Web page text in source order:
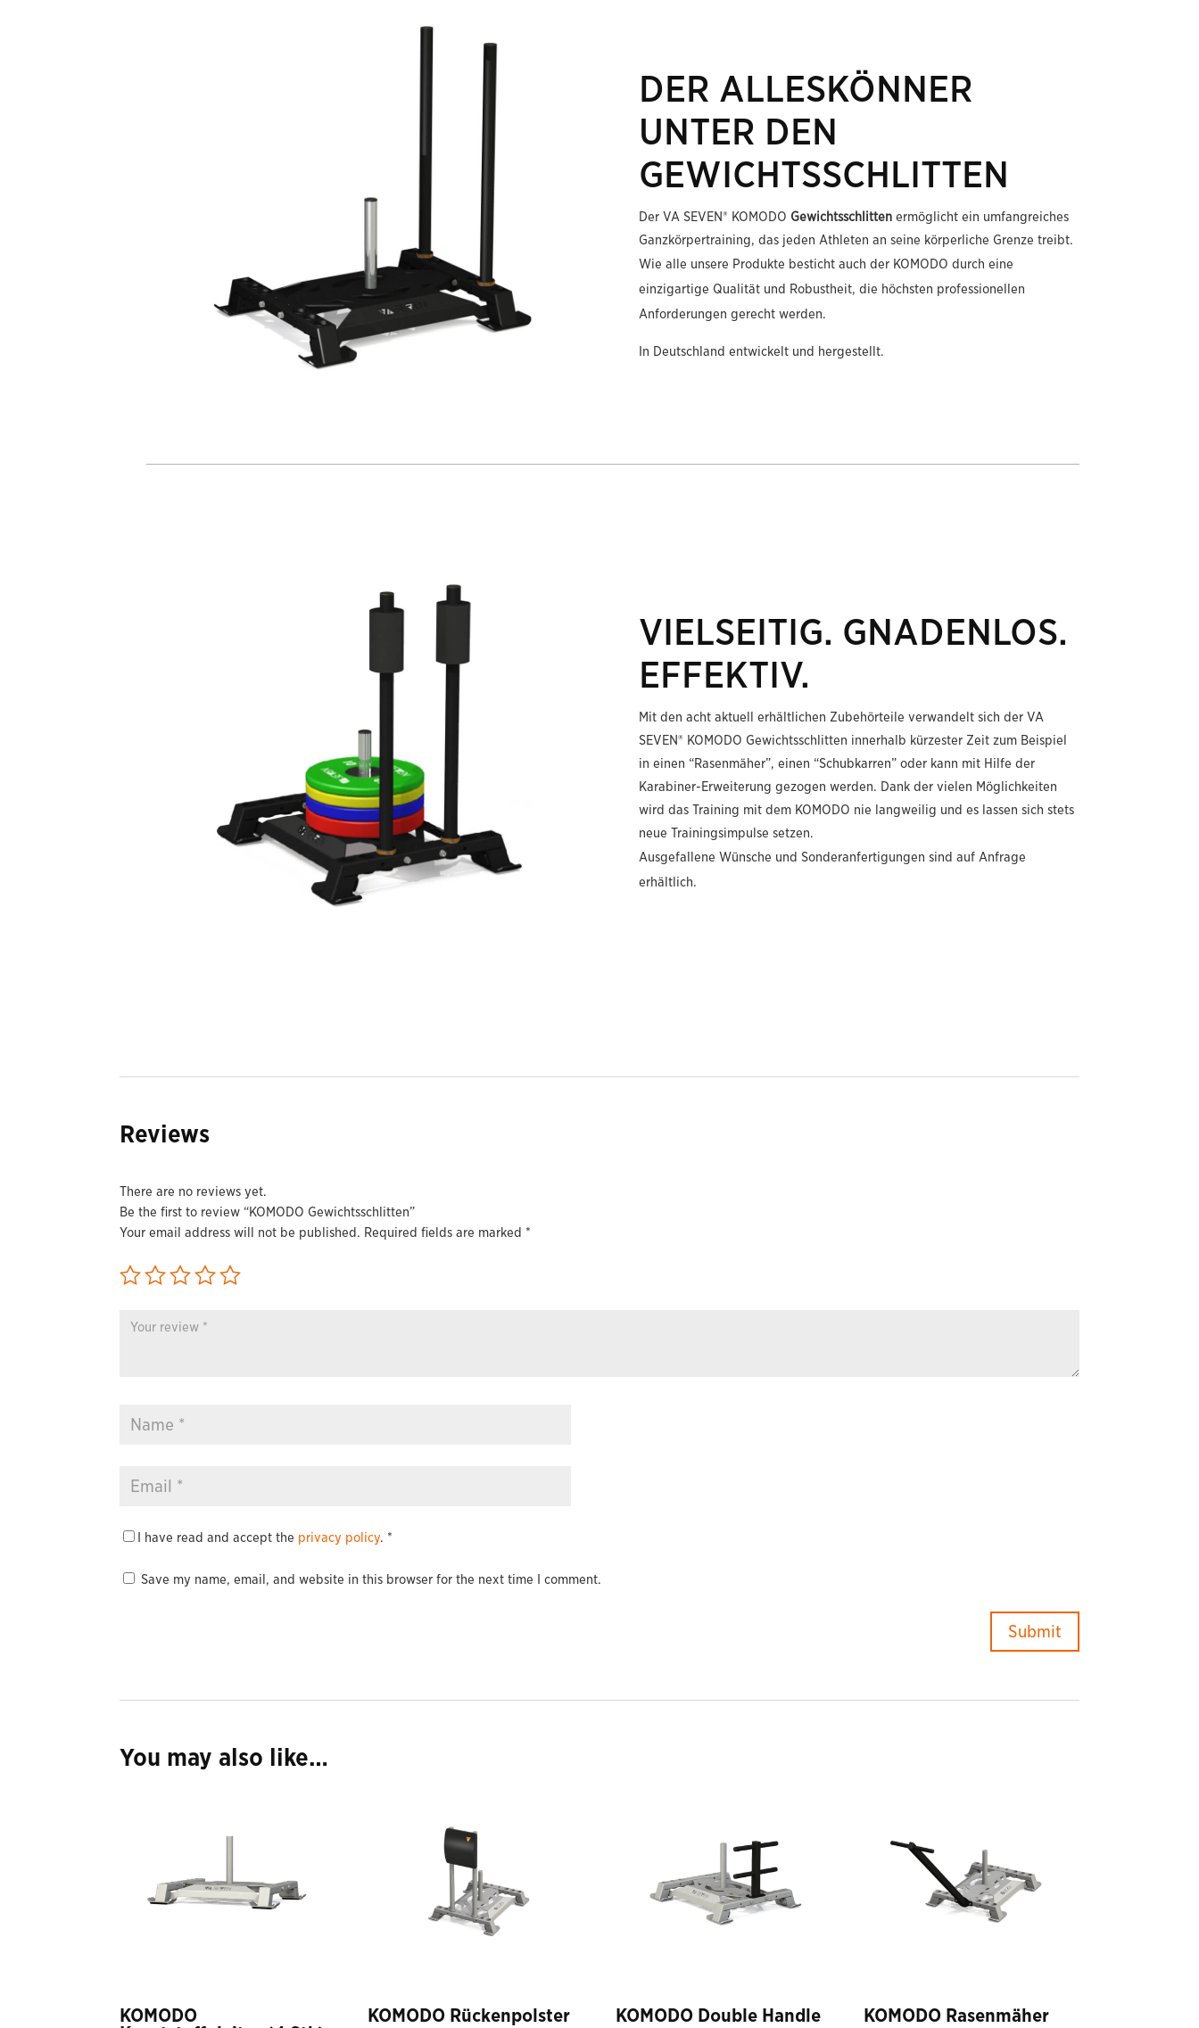
DER ALLESKÖNNER
UNTER DEN
GEWICHTSSCHLITTEN
Der VA SEVEN® KOMODO Gewichtsschlitten ermöglicht ein umfangreiches
Ganzkörpertraining, das jeden Athleten an seine körperliche Grenze treibt.
Wie alle unsere Produkte besticht auch der KOMODO durch eine
einzigartige Qualität und Robustheit, die höchsten professionellen
Anforderungen gerecht werden.
In Deutschland entwickelt und hergestellt.
VIELSEITIG. GNADENLOS.
EFFEKTIV.
Mit den acht aktuell erhältlichen Zubehörteile verwandelt sich der VA
SEVEN® KOMODO Gewichtsschlitten innerhalb kürzester Zeit zum Beispiel
in einen “Rasenmäher”, einen “Schubkarren” oder kann mit Hilfe der
Karabiner-Erweiterung gezogen werden. Dank der vielen Möglichkeiten
wird das Training mit dem KOMODO nie langweilig und es lassen sich stets
neue Trainingsimpulse setzen.
Ausgefallene Wünsche und Sonderanfertigungen sind auf Anfrage
erhältlich.
Reviews
There are no reviews yet.
Be the first to review “KOMODO Gewichtsschlitten”
Your email address will not be published. Required fields are marked *
I have read and accept the privacy policy. *
Save my name, email, and website in this browser for the next time I comment.
You may also like…
KOMODO
KOMODO Rückenpolster KOMODO Double Handle KOMODO Rasenmäher